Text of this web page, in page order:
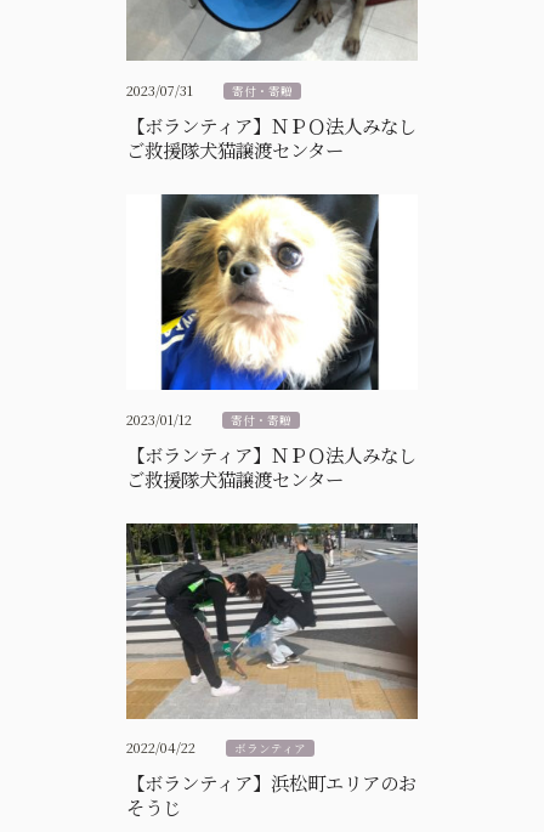
2023/07/31 寄付・寄贈
【ボランティア】ＮＰＯ法人みなし
ご救援隊犬猫譲渡センター
2023/01/12 寄付・寄贈
【ボランティア】ＮＰＯ法人みなし
ご救援隊犬猫譲渡センター
2022/04/22 ボランティア
【ボランティア】浜松町エリアのお
そうじ